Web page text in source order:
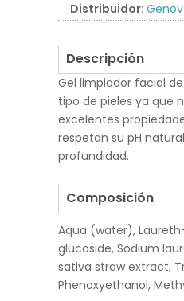
Distribuidor:
Descripción
Gel limpiador facial
tipo de pieles ya que
excelentes
respetan su pH
profundidad.
Composición
Aqua (water),
glucoside, Sodium
sativa straw extract,
Phenoxyethanol,